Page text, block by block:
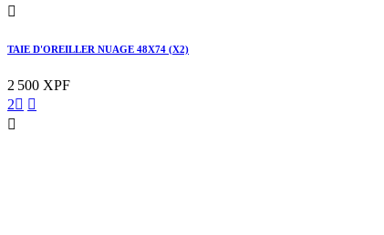

TAIE D'OREILLER NUAGE 48X74 (X2)
2 500 XPF
2 
